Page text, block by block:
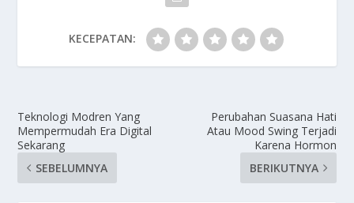
KECEPATAN:
Teknologi Modren Yang
Mempermudah Era Digital
Sekarang
SEBELUMNYA
Perubahan Suasana Hati
Atau Mood Swing Terjadi
Karena Hormon
BERIKUTNYA